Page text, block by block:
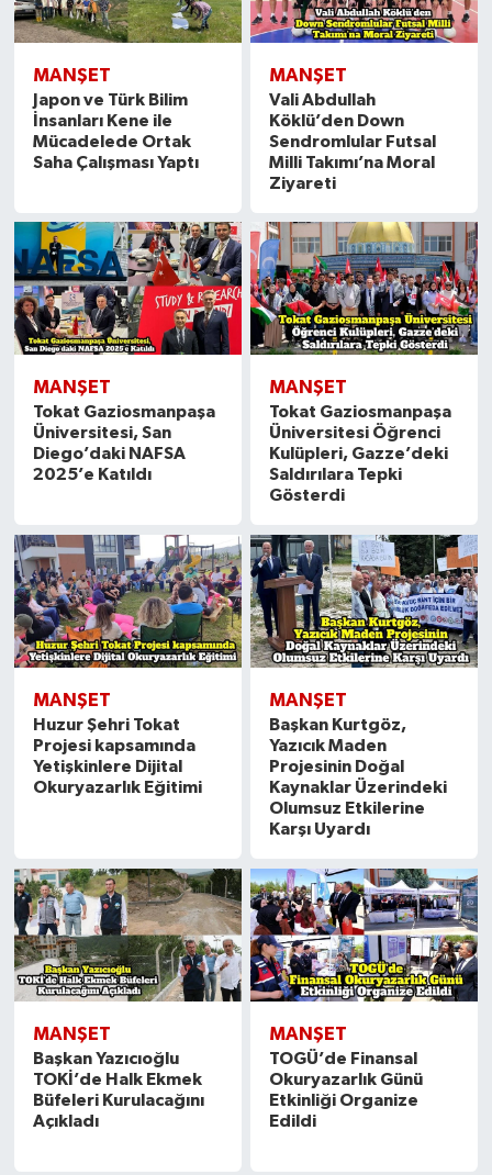
MANŞET
Japon ve Türk Bilim
İnsanları Kene ile
Mücadelede Ortak
Saha Çalışması Yaptı
MANŞET
Vali Abdullah
Köklü’den Down
Sendromlular Futsal
Milli Takımı’na Moral
Ziyareti
MANŞET
Tokat Gaziosmanpaşa
Üniversitesi, San
Diego’daki NAFSA
2025’e Katıldı
MANŞET
Tokat Gaziosmanpaşa
Üniversitesi Öğrenci
Kulüpleri, Gazze’deki
Saldırılara Tepki
Gösterdi
MANŞET
Huzur Şehri Tokat
Projesi kapsamında
Yetişkinlere Dijital
Okuryazarlık Eğitimi
MANŞET
Başkan Kurtgöz,
Yazıcık Maden
Projesinin Doğal
Kaynaklar Üzerindeki
Olumsuz Etkilerine
Karşı Uyardı
MANŞET
Başkan Yazıcıoğlu
TOKİ’de Halk Ekmek
Büfeleri Kurulacağını
Açıkladı
MANŞET
TOGÜ’de Finansal
Okuryazarlık Günü
Etkinliği Organize
Edildi